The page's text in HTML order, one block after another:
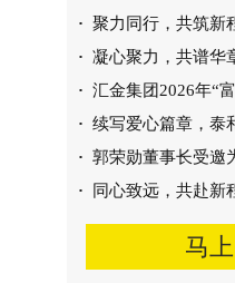
平泉冀东
· 聚力同行，共筑新
· 凝心聚力，共谱华
· 汇金集团2026年“
· 续写爱心篇章，泰
· 郭荣勋董事长受邀
· 同心致远，共赴新
马